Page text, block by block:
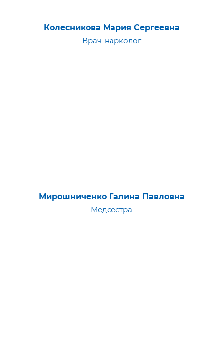
Колесникова Мария Сергеевна
Врач-нарколог
Мирошниченко Галина Павловна
Медсестра